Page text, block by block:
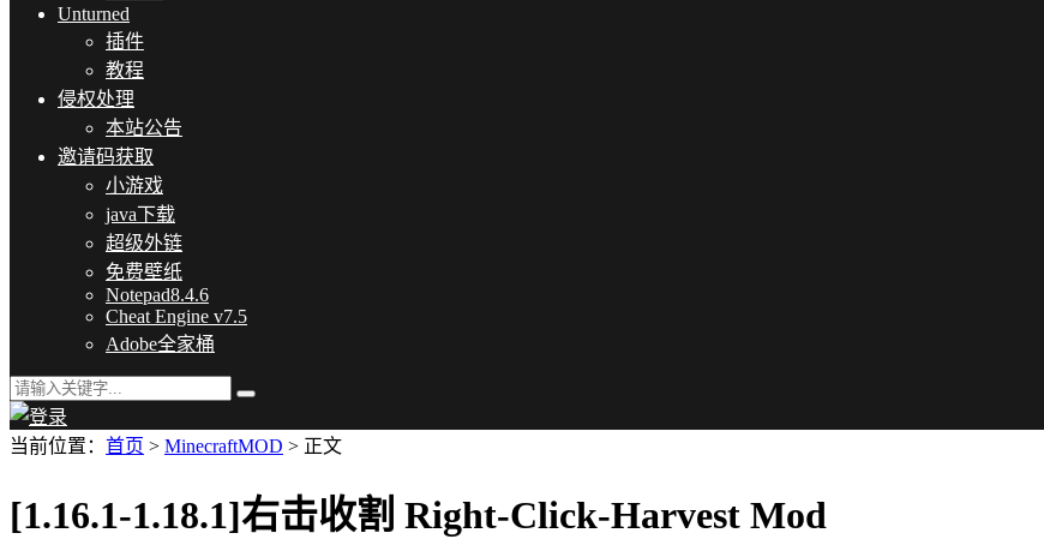
Unturned
插件
教程
侵权处理
本站公告
邀请码获取
小游戏
java下载
超级外链
免费壁纸
Notepad8.4.6
Cheat Engine v7.5
Adobe全家桶
当前位置： 首页 > MinecraftMOD > 正文
[1.16.1-1.18.1]右击收割 Right-Click-Harvest Mod